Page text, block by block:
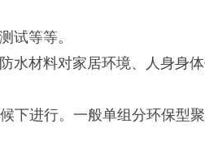
试等等。
材料对家居环境、人身身
进行。一般单组分环保型